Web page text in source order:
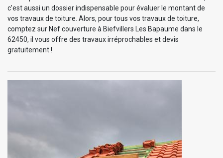
c’est aussi un dossier indispensable pour évaluer le montant de
vos travaux de toiture. Alors, pour tous vos travaux de toiture,
comptez sur Nef couverture à Biefvillers Les Bapaume dans le
62450, il vous offre des travaux irréprochables et devis
gratuitement !